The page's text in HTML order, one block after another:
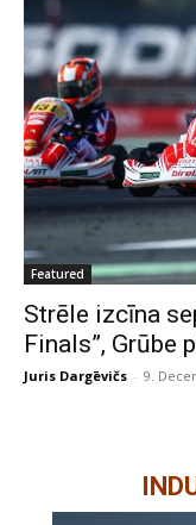
Featured
Strēle izcīna
Finals”, Grūbe
Juris Dargēvičs - 9.